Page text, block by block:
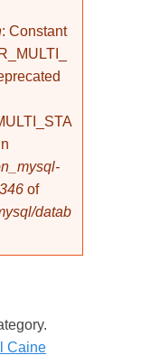
: Constant
346 of
datab